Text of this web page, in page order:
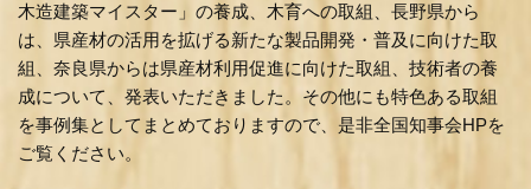
木造建築マイスター」の養成、木育への取組、長野県から
は、県産材の活用を拡げる新たな製品開発・普及に向けた取
組、奈良県からは県産材利用促進に向けた取組、技術者の養
成について、発表いただきました。その他にも特⾊ある取組
を事例集としてまとめておりますので、是⾮全国知事会HPを
ご覧ください。